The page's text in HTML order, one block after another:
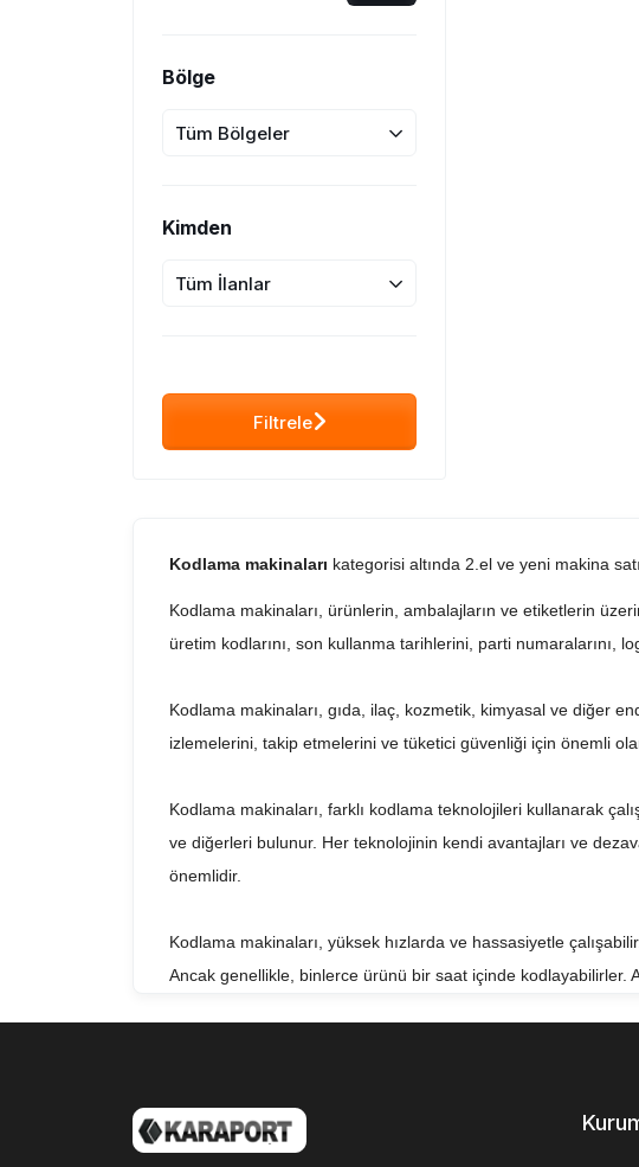
Bölge
Tüm Bölgeler
Kimden
Tüm İlanlar
Filtrele
Kodlama makinaları kategorisi altında 2.el ve yeni makina
Kodlama makinaları, ürünlerin, ambalajların ve etiketlerin
üretim kodlarını, son kullanma tarihlerini, parti numaralarını,
Kodlama makinaları, gıda, ilaç, kozmetik, kimyasal ve diğer
izlemelerini, takip etmelerini ve tüketici güvenliği için önemli
Kodlama makinaları, farklı kodlama teknolojileri kullanarak
ve diğerleri bulunur. Her teknolojinin kendi avantajları ve
önemlidir.
Kodlama makinaları, yüksek hızlarda ve hassasiyetle
Ancak genellikle, binlerce ürünü bir saat içinde kodlayabilirler.
müşterilerin güvenini kazanmalarına yardımcı olur.